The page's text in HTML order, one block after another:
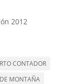
2012
CONTADOR
MONTAÑA